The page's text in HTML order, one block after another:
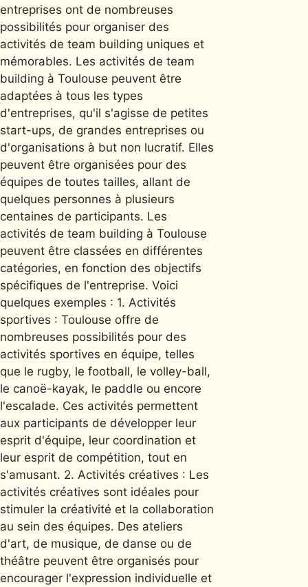
entreprises ont de nombreuses
possibilités pour organiser des
activités de team building uniques et
mémorables. Les activités de team
building à Toulouse peuvent être
adaptées à tous les types
d'entreprises, qu'il s'agisse de petites
start-ups, de grandes entreprises ou
d'organisations à but non lucratif. Elles
peuvent être organisées pour des
équipes de toutes tailles, allant de
quelques personnes à plusieurs
centaines de participants. Les
activités de team building à Toulouse
peuvent être classées en différentes
catégories, en fonction des objectifs
spécifiques de l'entreprise. Voici
quelques exemples : 1. Activités
sportives : Toulouse offre de
nombreuses possibilités pour des
activités sportives en équipe, telles
que le rugby, le football, le volley-ball,
le canoë-kayak, le paddle ou encore
l'escalade. Ces activités permettent
aux participants de développer leur
esprit d'équipe, leur coordination et
leur esprit de compétition, tout en
s'amusant. 2. Activités créatives : Les
activités créatives sont idéales pour
stimuler la créativité et la collaboration
au sein des équipes. Des ateliers
d'art, de musique, de danse ou de
théâtre peuvent être organisés pour
encourager l'expression individuelle et